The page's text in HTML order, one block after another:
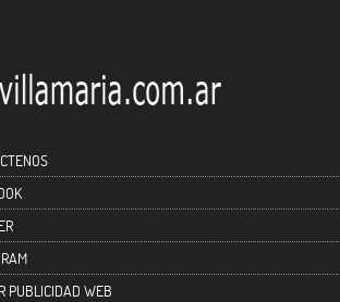
PUBLICIDAD WEB